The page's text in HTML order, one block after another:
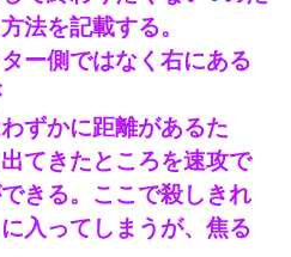
法を記載する。
ー側ではなく右にある
ずかに距離があるた
てきたところを速攻で
きる。ここで殺しきれ
入ってしまうが、焦る